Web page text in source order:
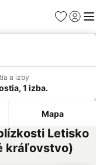
Obľúbené
a izby
1 izba.
Mapa
Letisko
kráľovstvo)